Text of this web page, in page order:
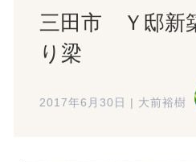
三田市 Ｙ邸新
り梁
2017年6月30日 大前裕樹